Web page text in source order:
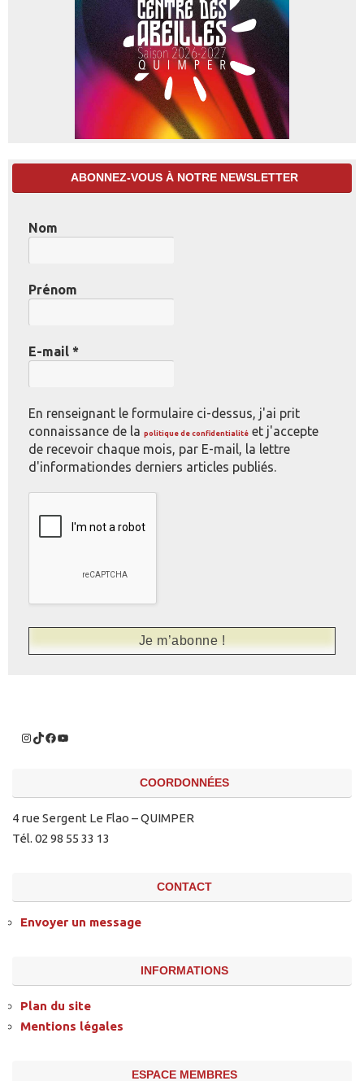
ABONNEZ-VOUS À NOTRE NEWSLETTER
Nom
Prénom
E-mail *
En renseignant le formulaire ci-dessus, j'ai prit
connaissance de la politique de confidentialité et j'accepte
de recevoir chaque mois, par E-mail, la lettre
d'informationdes derniers articles publiés.
COORDONNÉES
4 rue Sergent Le Flao – QUIMPER
Tél. 02 98 55 33 13
CONTACT
Envoyer un message
INFORMATIONS
Plan du site
Mentions légales
ESPACE MEMBRES